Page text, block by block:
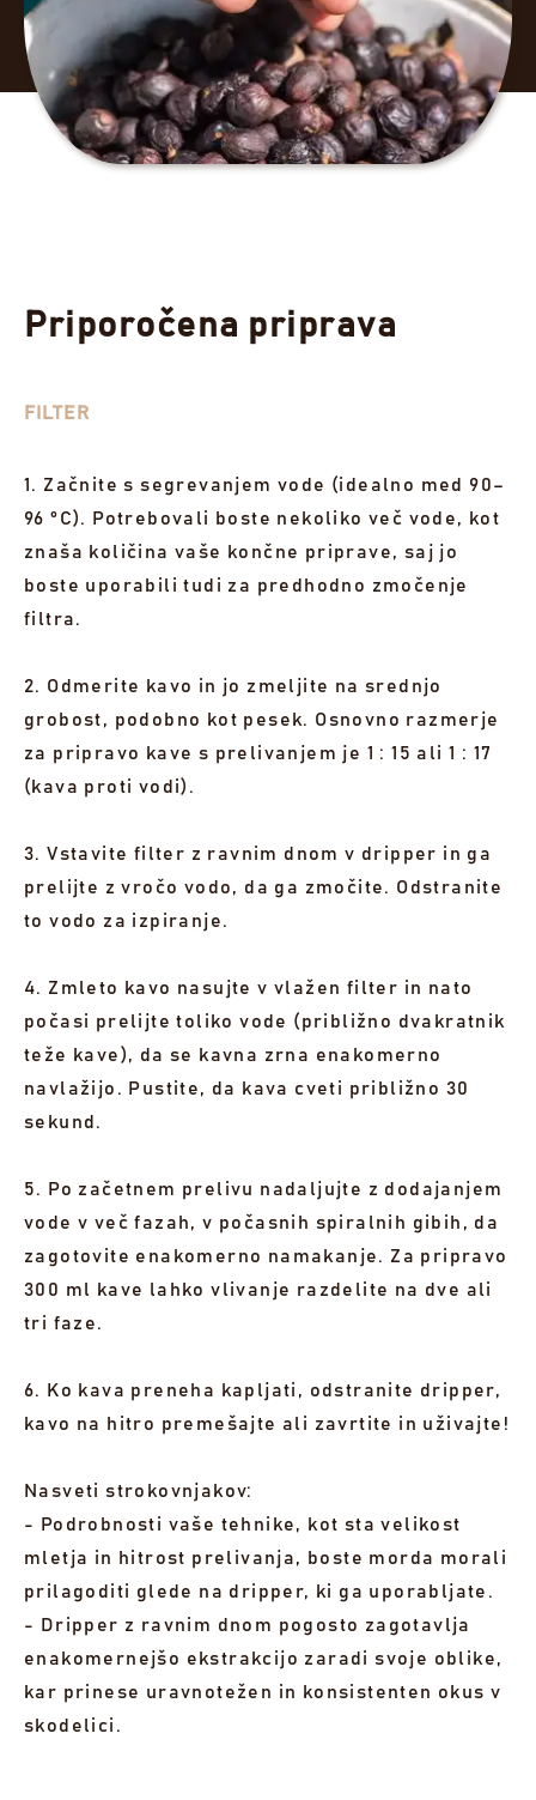
Priporočena priprava
FILTER
1. Začnite s segrevanjem vode (idealno med 90–
96 °C). Potrebovali boste nekoliko več vode, kot
znaša količina vaše končne priprave, saj jo
boste uporabili tudi za predhodno zmočenje
filtra.
2. Odmerite kavo in jo zmeljite na srednjo
grobost, podobno kot pesek. Osnovno razmerje
za pripravo kave s prelivanjem je 1 : 15 ali 1 : 17
(kava proti vodi).
3. Vstavite filter z ravnim dnom v dripper in ga
prelijte z vročo vodo, da ga zmočite. Odstranite
to vodo za izpiranje.
4. Zmleto kavo nasujte v vlažen filter in nato
počasi prelijte toliko vode (približno dvakratnik
teže kave), da se kavna zrna enakomerno
navlažijo. Pustite, da kava cveti približno 30
sekund.
5. Po začetnem prelivu nadaljujte z dodajanjem
vode v več fazah, v počasnih spiralnih gibih, da
zagotovite enakomerno namakanje. Za pripravo
300 ml kave lahko vlivanje razdelite na dve ali
tri faze.
6. Ko kava preneha kapljati, odstranite dripper,
kavo na hitro premešajte ali zavrtite in uživajte!
Nasveti strokovnjakov:
- Podrobnosti vaše tehnike, kot sta velikost
mletja in hitrost prelivanja, boste morda morali
prilagoditi glede na dripper, ki ga uporabljate.
- Dripper z ravnim dnom pogosto zagotavlja
enakomernejšo ekstrakcijo zaradi svoje oblike,
kar prinese uravnotežen in konsistenten okus v
skodelici.